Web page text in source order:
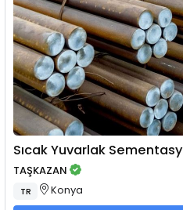
Sıcak Yuvarlak
TAŞKAZAN
TR Konya